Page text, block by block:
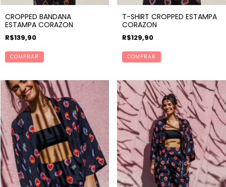
CROPPED BANDANA
ESTAMPA CORAZON
R$139,90
COMPRAR
T-SHIRT CROPPED ESTAMPA
CORAZON
R$129,90
COMPRAR